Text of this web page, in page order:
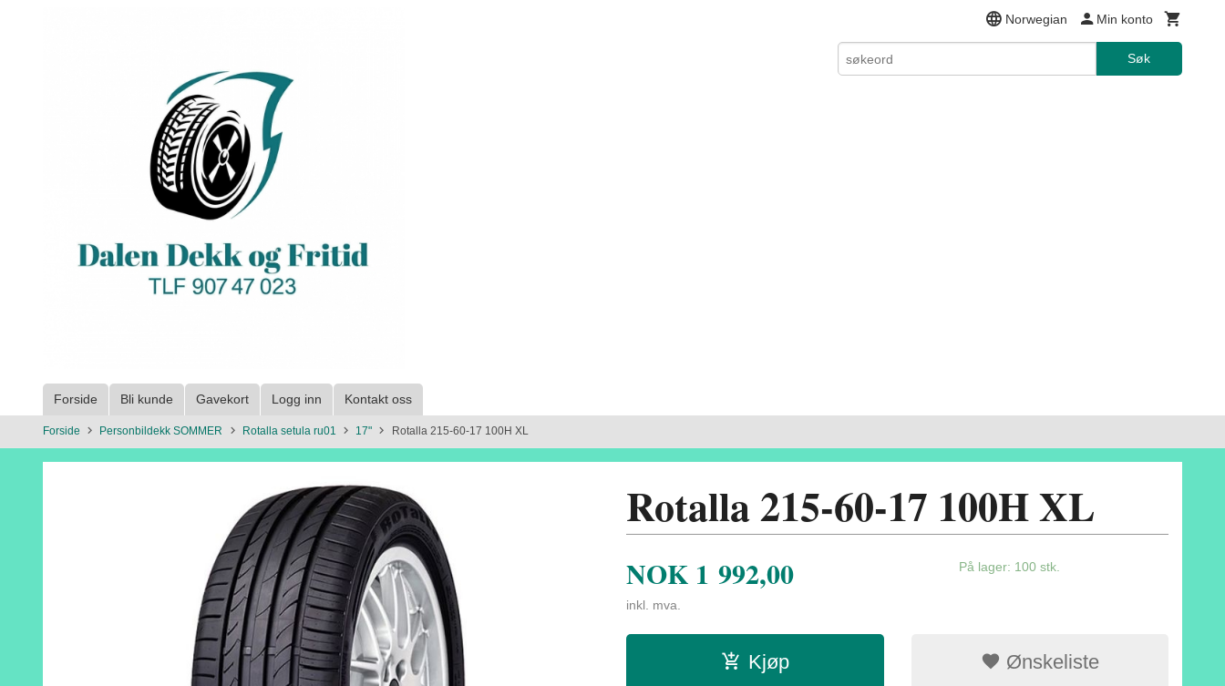
Norwegian Min konto
Søk
Forside Bli kunde Gavekort Logg inn Kontakt oss
Forside Personbildekk SOMMER Rotalla setula ru01 17" Rotalla 215-60-17 100H XL
Rotalla 215-60-17 100H XL
NOK 1 992,00
inkl. mva.
På lager: 100 stk.
Kjøp Ønskeliste